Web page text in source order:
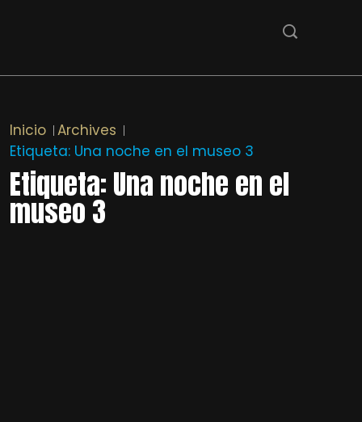
Inicio Archives
Etiqueta: Una noche en el museo 3
Etiqueta:Una noche en el
museo 3